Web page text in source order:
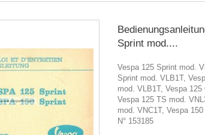
Sprint mod....
Vespa 125 Sprint mod.
Sprint mod. VLB1T,
mod. VLB1T, Vespa 125
Vespa 125 TS mod.
mod. VNC1T, Vespa
N° 153185